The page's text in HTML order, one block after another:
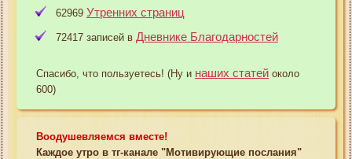
62969 Утренних страниц
72417 записей в Дневнике Благодарностей
Спасибо, что пользуетесь! (Ну и наших статей около
600)
Воодушевляемся вместе!
Каждое утро в тг-канале "Мотивирующие послания"